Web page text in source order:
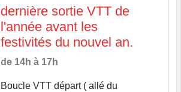
dernière sortie VTT de
l'année avant les
festivités du nouvel an.
de 14h à 17h
Boucle VTT départ ( allé du